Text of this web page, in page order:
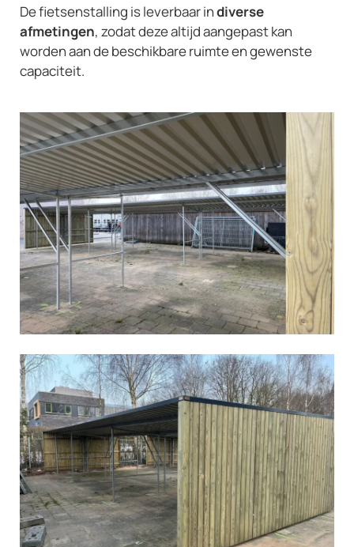
De fietsenstalling is leverbaar indiverse
afmetingen, zodat deze altijd aangepast kan
worden aan de beschikbare ruimte en gewenste
capaciteit.
Vergroot
Vergroot